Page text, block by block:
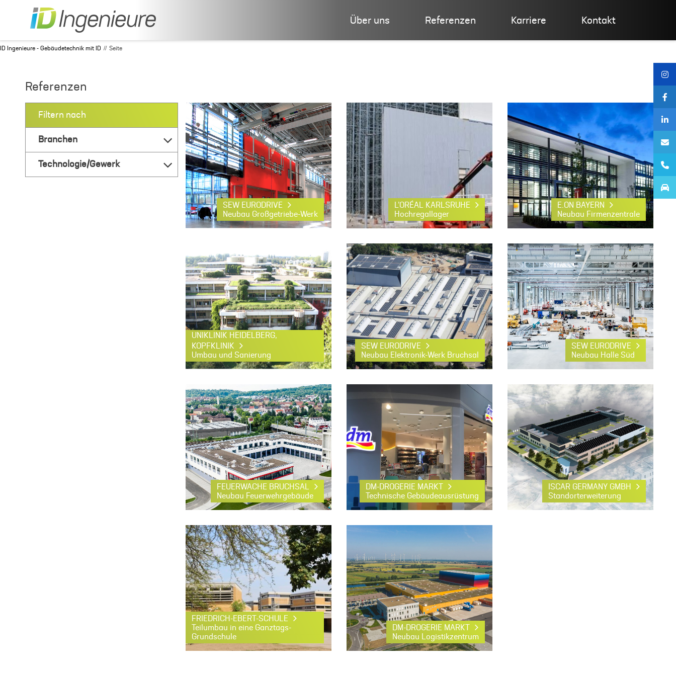
Über uns Referenzen Karriere Kontakt
ID Ingenieure - Gebäudetechnik mit ID Seite
Referenzen
Filtern nach
Branchen
Technologie/Gewerk
SEW EURODRIVE
Neubau Großgetriebe-Werk
L’ORÉAL KARLSRUHE
Hochregallager
E.ON BAYERN
Neubau Firmenzentrale
UNIKLINIK HEIDELBERG,
KOPFKLINIK
Umbau und Sanierung
SEW EURODRIVE
Neubau Elektronik-Werk Bruchsal
SEW EURODRIVE
Neubau Halle Süd
FEUERWACHE BRUCHSAL
Neubau Feuerwehrgebäude
DM-DROGERIE MARKT
Technische Gebäudeausrüstung
ISCAR GERMANY GMBH
Standorterweiterung
FRIEDRICH-EBERT-SCHULE
Teilumbau in eine Ganztags-
Grundschule
DM-DROGERIE MARKT
Neubau Logistikzentrum